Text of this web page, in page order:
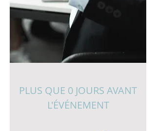
PLUS QUE 0 JOURS AVANT
L'ÉVÉNEMENT